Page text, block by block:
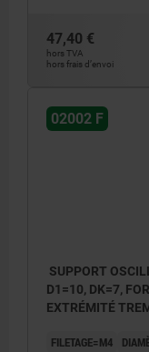
47,40 €
hors TVA
hors frais d’envoi
02002 F
SUPPORT
D1=10, DK=7,
EXTRÉMITÉ
FILETAGE=M4